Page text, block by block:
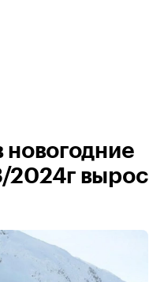
новогодние
2024г вырос